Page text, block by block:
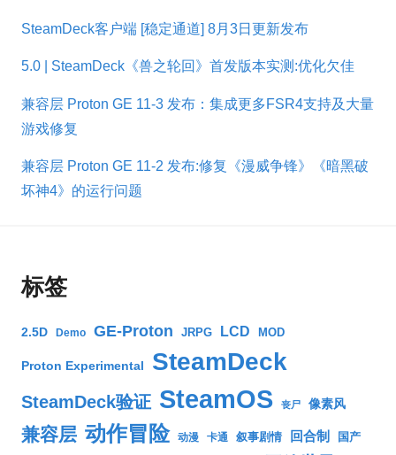
SteamDeck客户端 [稳定通道] 8月3日更新发布
5.0 | SteamDeck《兽之轮回》首发版本实测:优化欠佳
兼容层 Proton GE 11-3 发布：集成更多FSR4支持及大量
游戏修复
兼容层 Proton GE 11-2 发布:修复《漫威争锋》《暗黑破
坏神4》的运行问题
标签
2.5D Demo GE-Proton JRPG LCD MOD
Proton Experimental SteamDeck
SteamDeck验证 SteamOS 丧尸 像素风
兼容层 动作冒险 动漫 卡通 叙事剧情 回合制 国产